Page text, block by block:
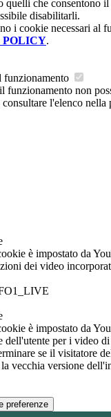
quelli che consentono
disabilitarli.
i cookie necessari al
POLICY.
funzionamento
funzionamento non
l'elenco nella
è impostato da
dei video
è impostato da
dell'utente per i video
se il visitatore
vecchia versione
preferenze